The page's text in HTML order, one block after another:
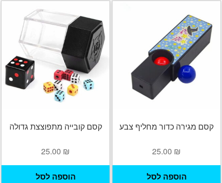
קסם מגירה כדור מחליף צבע
25.00 ₪
הוספה לסל
קסם קובייה מתפוצצת גדולה
25.00 ₪
הוספה לסל